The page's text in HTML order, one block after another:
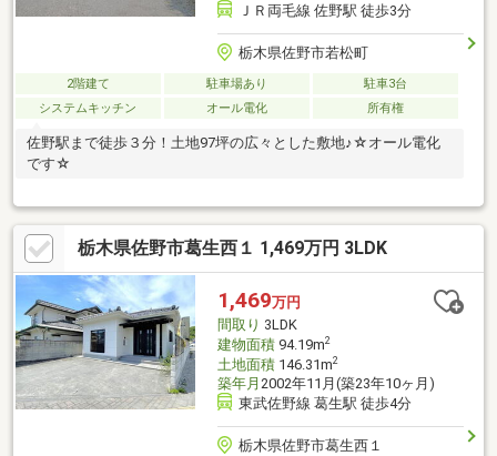
ＪＲ両毛線 佐野駅 徒歩3分
栃木県佐野市若松町
2階建て 駐車場あり
駐車3台
システムキッチン
オール電化 所有権
佐野駅まで徒歩３分！土地97坪の広々とした敷地♪☆オール電化
です☆
栃木県佐野市葛生西１ 1,469万円 3LDK
1,469万円
間取り 3LDK
建物面積94.19m2
土地面積146.31m2
築年月 2002年11月(築23年10ヶ月)
東武佐野線 葛生駅 徒歩4分
栃木県佐野市葛生西１